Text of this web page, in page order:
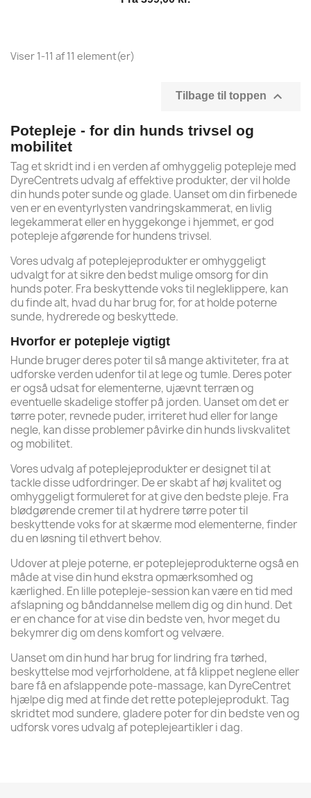
Viser 1-11 af 11 element(er)
Tilbage til toppen 
Potepleje - for din hunds trivsel og
mobilitet
Tag et skridt ind i en verden af omhyggelig potepleje med
DyreCentrets udvalg af effektive produkter, der vil holde
din hunds poter sunde og glade. Uanset om din firbenede
ven er en eventyrlysten vandringskammerat, en livlig
legekammerat eller en hyggekonge i hjemmet, er god
potepleje afgørende for hundens trivsel.
Vores udvalg af poteplejeprodukter er omhyggeligt
udvalgt for at sikre den bedst mulige omsorg for din
hunds poter. Fra beskyttende voks til negleklippere, kan
du finde alt, hvad du har brug for, for at holde poterne
sunde, hydrerede og beskyttede.
Hvorfor er potepleje vigtigt
Hunde bruger deres poter til så mange aktiviteter, fra at
udforske verden udenfor til at lege og tumle. Deres poter
er også udsat for elementerne, ujævnt terræn og
eventuelle skadelige stoffer på jorden. Uanset om det er
tørre poter, revnede puder, irriteret hud eller for lange
negle, kan disse problemer påvirke din hunds livskvalitet
og mobilitet.
Vores udvalg af poteplejeprodukter er designet til at
tackle disse udfordringer. De er skabt af høj kvalitet og
omhyggeligt formuleret for at give den bedste pleje. Fra
blødgørende cremer til at hydrere tørre poter til
beskyttende voks for at skærme mod elementerne, finder
du en løsning til ethvert behov.
Udover at pleje poterne, er poteplejeprodukterne også en
måde at vise din hund ekstra opmærksomhed og
kærlighed. En lille potepleje-session kan være en tid med
afslapning og bånddannelse mellem dig og din hund. Det
er en chance for at vise din bedste ven, hvor meget du
bekymrer dig om dens komfort og velvære.
Uanset om din hund har brug for lindring fra tørhed,
beskyttelse mod vejrforholdene, at få klippet neglene eller
bare få en afslappende pote-massage, kan DyreCentret
hjælpe dig med at finde det rette poteplejeprodukt. Tag
skridtet mod sundere, gladere poter for din bedste ven og
udforsk vores udvalg af poteplejeartikler i dag.